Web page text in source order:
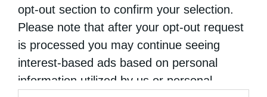
opt-out section to confirm your selection.
Please note that after your opt-out request
is processed you may continue seeing
interest-based ads based on personal
information utilized by us or personal
Μακεδονίας έλαβε διαφόρους αποφάσεις».
Οπως προστίθεται στο επίσημο έντυπο της
Συνόδου της Εκκλησίας της Ελλάδος της
εποχής εκείνης, «η Ολομέλεια του
λεγομένου Συμβουλίου Πρωτοβουλίας